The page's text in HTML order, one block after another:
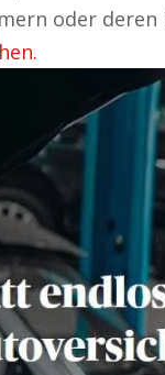
oder